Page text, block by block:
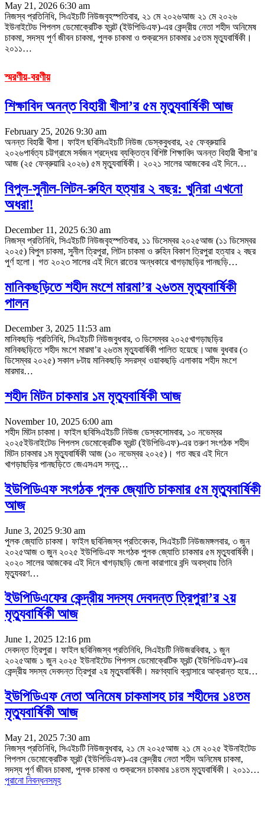
May 21, 2026 6:30 am
নিজস্ব প্রতিনিধি, সিএইচটি নিউজবৃহস্পতিবার, ২১ মে ২০২৬আজ ২১ মে ২০২৬
ইউনাইটেড পিপলস ডেমোক্রেটিক ফ্রন্ট (ইউপিডিএফ)-এর কেন্দ্রীয় নেতা শহীদ অনিমেষ
চাকমা, সদস্য পূর্ণ জীবন চাকমা, পুলক চাকমা ও শুক্রসেন চাকমার ১৫তম মৃত্যুবার্ষিকী।
২০১১…
স্মরণীয়-বরণীয়
শিক্ষাবিদ অনন্ত বিহারী খীসা’র ৫ম মৃত্যুবার্ষিকী আজ
February 25, 2026 9:30 am
অনন্ত বিহারী খীসা। ফাইল ছবিসিএইচটি নিউজ ডেস্কবুধবার, ২৫ ফেব্রুয়ারি
২০২৬পার্বত্য চট্টগ্রামে সর্বজন শ্রদ্ধেয় ব্যক্তিত্ব বিশিষ্ট শিক্ষাবিদ অনন্ত বিহারী খীসা’র
আজ (২৫ ফেব্রুয়ারি ২০২৬) ৫ম মৃত্যুবার্ষিকী। ২০২১ সালের আজকের এই দিনে…
বিপুল-সুনীল-লিটন-রুহিন হত্যার ২ বছর: খুনিরা এখনো
অধরা!
December 11, 2025 6:30 am
নিজস্ব প্রতিনিধি, সিএইচটি নিউজবৃহস্পতিবার, ১১ ডিসেম্বর ২০২৫আজ (১১ ডিসেম্বর
২০২৫) বিপুল চাকমা, সুনীল ত্রিপুরা, লিটন চাকমা ও রুহিন বিকাশ ত্রিপুরা হত্যার ২ বছর
পুর্ণ হলো। গত ২০২৩ সালের এই দিনে রাতের অন্ধকারে খাগড়াছড়ির পানছড়ি…
মানিকছড়িতে শহীদ মংশে মারমা’র ২৬তম মৃত্যুবার্ষিকী
পালন
December 3, 2025 11:53 am
মানিকছড়ি প্রতিনিধি, সিএইচটি নিউজবুধবার, ৩ ডিসেম্বর ২০২৫খাগড়াছড়ির
মানিকছড়িতে শহীদ মংশে মারমা’র ২৬তম মৃত্যুবার্ষিকী পালিত হয়েছে।আজ বুধবার (৩
ডিসেম্বর ২০২৫) সকাল ৮টায় মানিকছড়ি সদরস্থ ওয়াকছড়ি এলাকায় শহীদ মংশে
মারমার…
শহীদ মিটন চাকমার ১ম মৃত্যুবার্ষিকী আজ
November 10, 2025 6:00 am
শহীদ মিটন চাকমা। ফাইল ছবিসিএইচটি নিউজ ডেস্কসোমবার, ১০ নভেম্বর
২০২৫ইউনাইটেড পিপলস ডেমোক্রেটিক ফ্রন্ট (ইউপিডিএফ)-এর তরুণ সংগঠক শহীদ
মিটন চাকমার ১ম মৃত্যুবার্ষিকী আজ (১০ নভেম্বর ২০২৫)। গত বছর এই দিনে
খাগড়াছড়ির পানছড়িতে জেএসএস সন্তু…
ইউপিডিএফ সংগঠক পুলক জ্যোতি চাকমার ৫ম মৃত্যুবার্ষিকী
আজ
June 3, 2025 9:30 am
পুলক জ্যোতি চাকমা। ফাইল ছবিনিজস্ব প্রতিবেদক, সিএইচটি নিউজমঙ্গলবার, ৩ জুন
২০২৫আজ ৩ জুন ২০২৫ ইউপিডিএফ সংগঠক পুলক জ্যোতি চাকমার ৫ম মৃত্যুবার্ষিকী।
২০২০ সালের আজকের এই দিনে খাগড়াছড়ি জেলা কারাগারে বন্দি অবস্থায় তিনি
মৃত্যুবরণ…
ইউপিডিএফের কেন্দ্রীয় সদস্য দেবদন্ত ত্রিপুরা’র ২য়
মৃত্যুবার্ষিকী আজ
June 1, 2025 12:16 pm
দেবদন্ত ত্রিপুরা। ফাইল ছবিনিজস্ব প্রতিনিধি, সিএইচটি নিউজরবিবার, ১ জুন
২০২৫আজ ১ জুন ২০২৫ ইউনাইটেড পিপলস ডেমোক্রেটিক ফ্রন্ট (ইউপিডিএফ)-এর
কেন্দ্রীয় সদস্য দেবদন্ত ত্রিপুরা ২য় মৃত্যুবার্ষিকী। মরণব্যাধি ক্যান্সারে আক্রান্ত হয়ে…
ইউপিডিএফ নেতা অনিমেষ চাকমাসহ চার শহীদের ১৪তম
মৃত্যুবার্ষিকী আজ
May 21, 2025 7:30 am
নিজস্ব প্রতিনিধি, সিএইচটি নিউজবুধবার, ২১ মে ২০২৫আজ ২১ মে ২০২৫ ইউনাইটেড
পিপলস ডেমোক্রেটিক ফ্রন্ট (ইউপিডিএফ)-এর কেন্দ্রীয় নেতা শহীদ অনিমেষ চাকমা,
সদস্য পূর্ণ জীবন চাকমা, পুলক চাকমা ও শুক্রসেন চাকমার ১৪তম মৃত্যুবার্ষিকী। ২০১১…
পুরানো নিবন্ধনসমূহ